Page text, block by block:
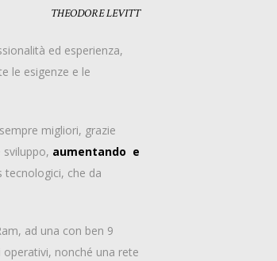
THEODORE LEVITT
ed esperienza,
le esigenze e le
migliori, grazie
aumentando e
che da
ad una con ben 9
operativi, nonché una rete